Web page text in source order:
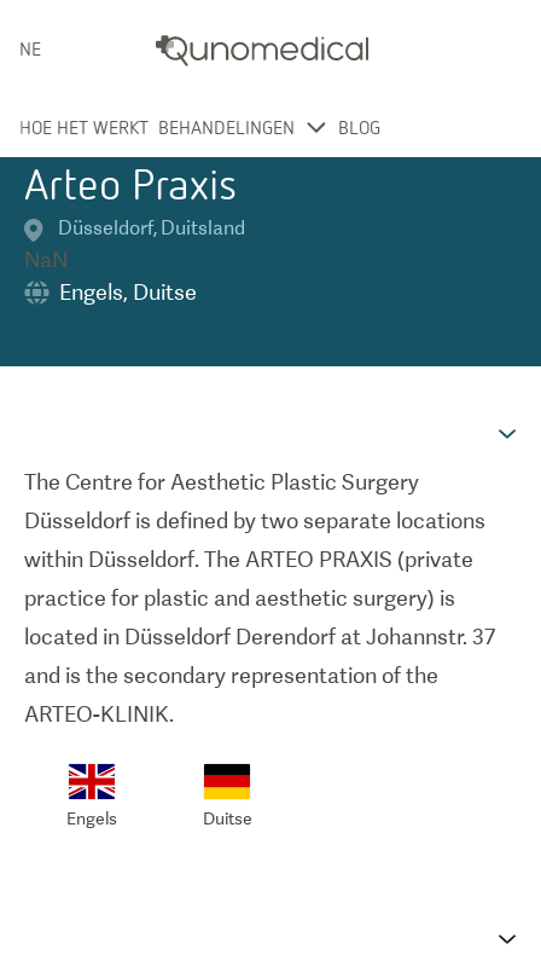
NEDERLANDS
HOE HET WERKT BEHANDELINGEN BLOG
Arteo Praxis
Düsseldorf, Duitsland
NaN
Engels, Duitse
The Centre for Aesthetic Plastic Surgery
Düsseldorf is defined by two separate locations
within Düsseldorf. The ARTEO PRAXIS (private
practice for plastic and aesthetic surgery) is
located in Düsseldorf Derendorf at Johannstr. 37
and is the secondary representation of the
ARTEO-KLINIK.
Engels Duitse